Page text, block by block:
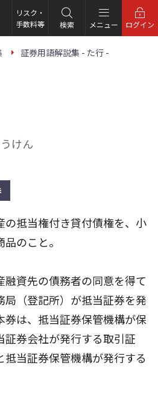
リスク・
手数料等
検索 メニュー ログイン
証券用語解説集 - た行 -
けん
の抵当権付き貸付債権を、小
のこと。
融資先の債務者の同意を得て
（登記所）が抵当証券を発
券は、抵当証券保管機構が保
証券会社が発行する取引証
抵当証券保管機構が発行する